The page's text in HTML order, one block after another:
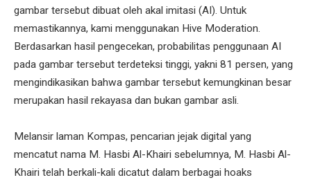
gambar tersebut dibuat oleh akal imitasi (AI). Untuk
memastikannya, kami menggunakan Hive Moderation.
Berdasarkan hasil pengecekan, probabilitas penggunaan AI
pada gambar tersebut terdeteksi tinggi, yakni 81 persen, yang
mengindikasikan bahwa gambar tersebut kemungkinan besar
merupakan hasil rekayasa dan bukan gambar asli.
Melansir laman Kompas, pencarian jejak digital yang
mencatut nama M. Hasbi Al-Khairi sebelumnya, M. Hasbi Al-
Khairi telah berkali-kali dicatut dalam berbagai hoaks